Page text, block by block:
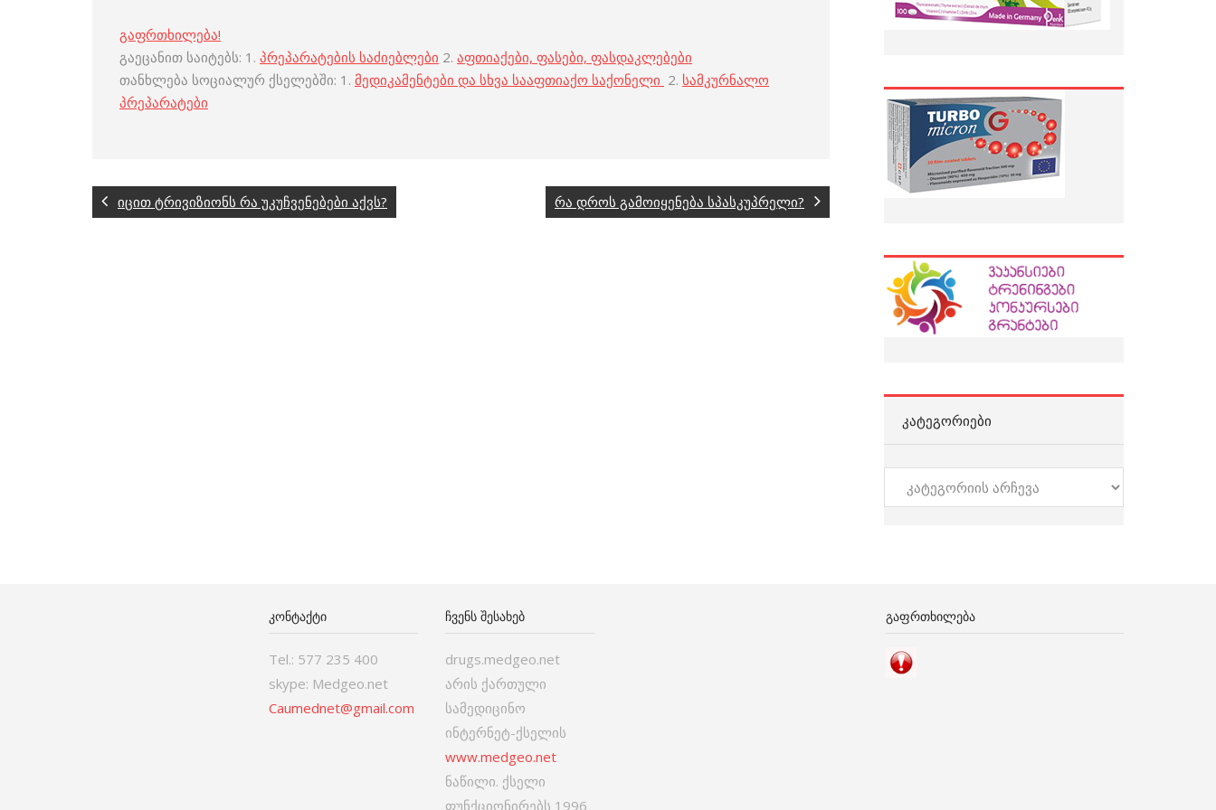
გაფრთხილება!
გაეცანით საიტებს: 1. პრეპარატების საძიებლები 2. აფთიაქები, ფასები, ფასდაკლებები
თანხლება სოციალურ ქსელებში: 1. მედიკამენტები და სხვა სააფთიაქო საქონელი 2. სამკურნალო
პრეპარატები
იცით ტრივიზიონს რა უკუჩვენებები აქვს? რა დროს გამოიყენება სპასკუპრელი?
ᲙᲐᲢᲔᲒᲝᲠᲘᲔᲑᲘ
კატეგორიები
ᲙᲝᲜᲢᲐᲥᲢᲘ
Tel.: 577 235 400
skype: Medgeo.net
Caumednet@gmail.com
ᲩᲕᲔᲜᲡ ᲨᲔᲡᲐᲮᲔᲑ
drugs.medgeo.net
არის ქართული
სამედიცინო
ინტერნეტ-ქსელის
www.medgeo.net
ნაწილი. ქსელი
ფუნქციონირებს 1996
ᲒᲐᲤᲠᲗᲮᲘᲚᲔᲑᲐ